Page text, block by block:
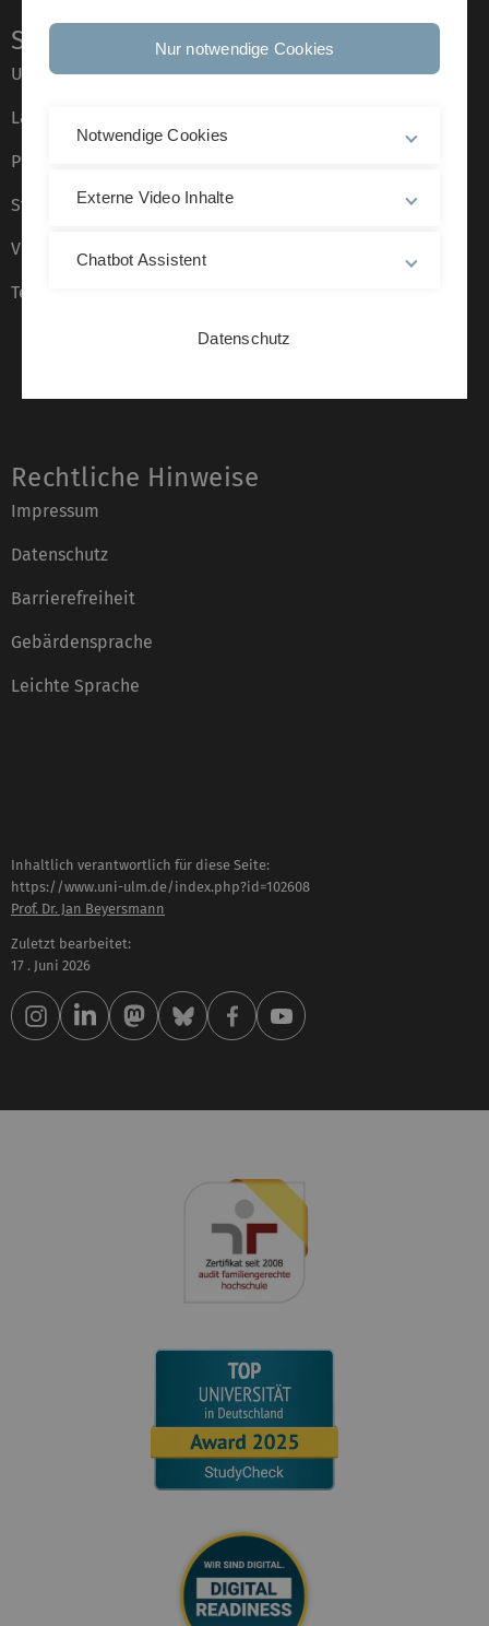
Service
Universität von A–Z
Lagepläne
Presse
Stellenangebote
Veranstaltungskalender
Telefonverzeichnis
Rechtliche Hinweise
Impressum
Datenschutz
Barrierefreiheit
Gebärdensprache
Leichte Sprache
Inhaltlich verantwortlich für diese Seite:
https://www.uni-ulm.de/index.php?id=102608
Prof. Dr. Jan Beyersmann
Zuletzt bearbeitet:
17 . Juni 2026
Nur notwendige Cookies
Notwendige Cookies
Externe Video Inhalte
Chatbot Assistent
Datenschutz